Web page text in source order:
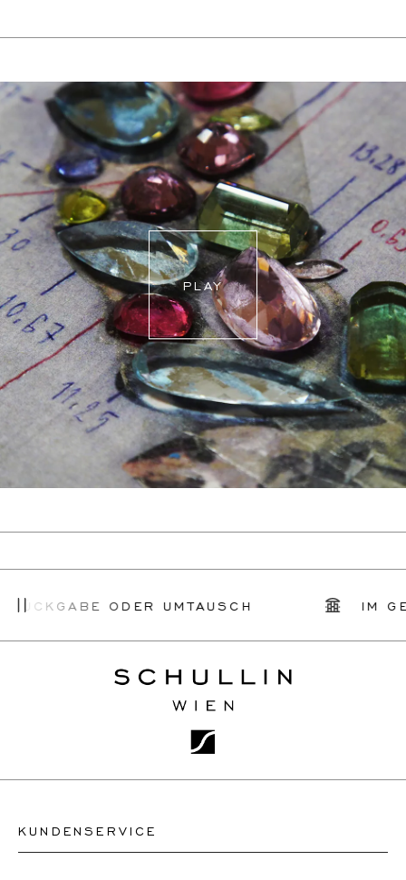
Wenn Sie sich über Ihre Ringgröße unsicher sind,
auszuwählen. Unsere Teammitglieder werden Ihnen per
E-Mail helfen, die richtige Ringgröße herauszufinden.
zurückgeben oder umtauschen.
Wenn eine Größenänderung erforderlich ist, werden
unsere Mitarbeiter den genauen Liefertermin mit Ihnen
abstimmen.
Für weitere Informationen besuchen Sie bitte unsere
FAQ's.
PLAY
ODER UMTAUSCH IM
KUNDENSERVICE